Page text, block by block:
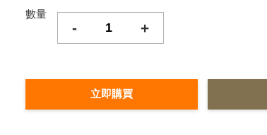
數量
- +
立即購買